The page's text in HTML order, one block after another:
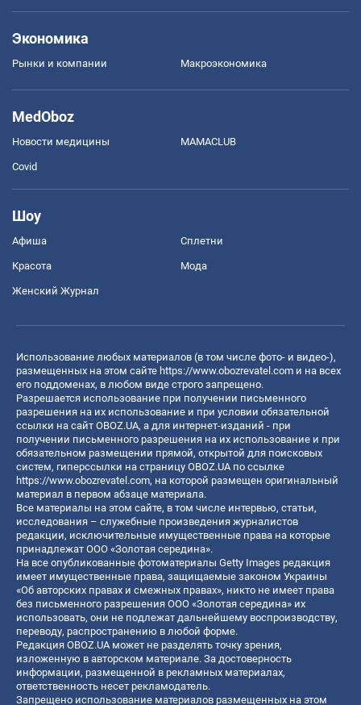
Экономика
Рынки и компании Mакроэкономика
MedOboz
Новости медицины MAMACLUB
Covid
Шоу
Афиша Сплетни
Красота Мода
Женский Журнал
Использование любых материалов (в том числе фото- и видео-),
размещенных на этом сайте https://www.obozrevatel.com и на всех
его поддоменах, в любом виде строго запрещено.
Разрешается использование при получении письменного
разрешения на их использование и при условии обязательной
ссылки на сайт OBOZ.UA, а для интернет-изданий - при
получении письменного разрешения на их использование и при
обязательном размещении прямой, открытой для поисковых
систем, гиперссылки на страницу OBOZ.UA по ссылке
https://www.obozrevatel.com, на которой размещен оригинальный
материал в первом абзаце материала.
Все материалы на этом сайте, в том числе интервью, статьи,
исследования – служебные произведения журналистов
редакции, исключительные имущественные права на которые
принадлежат ООО «Золотая середина».
На все опубликованные фотоматериалы Getty Images редакция
имеет имущественные права, защищаемые законом Украины
«Об авторских правах и смежных правах», никто не имеет права
без письменного разрешения ООО «Золотая середина» их
использовать, они не подлежат дальнейшему воспроизводству,
переводу, распространению в любой форме.
Редакция OBOZ.UA может не разделять точку зрения,
изложенную в авторском материале. За достоверность
информации, размещенной в рекламных материалах,
ответственность несет рекламодатель.
Запрещено использование материалов размещенных на этом